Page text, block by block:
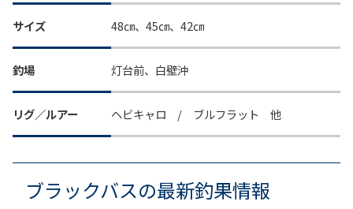
サイズ 48㎝、45㎝、42㎝
釣場 灯台前、白壁沖
リグ／ルアー ヘビキャロ / ブルフラット 他
ブラックバスの最新釣果情報